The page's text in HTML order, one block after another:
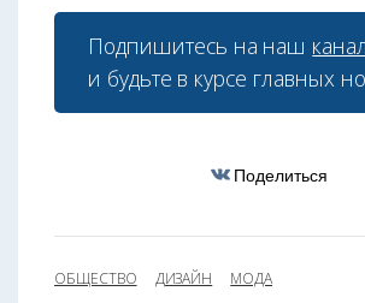
Подпишитесь на наш
и будьте в курсе главных
Поделиться
ОБЩЕСТВО ДИЗАЙН МОДА